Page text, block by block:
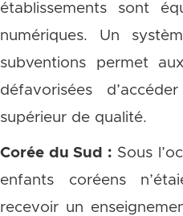
établissements sont
numériques. Un
subventions permet
défavorisées
supérieur de qualité.
Corée du Sud : Sous
enfants coréens
recevoir un